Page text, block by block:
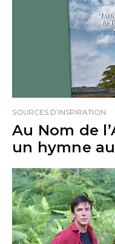
SOURCES D’INSPIRATION
Au Nom de
un hymne